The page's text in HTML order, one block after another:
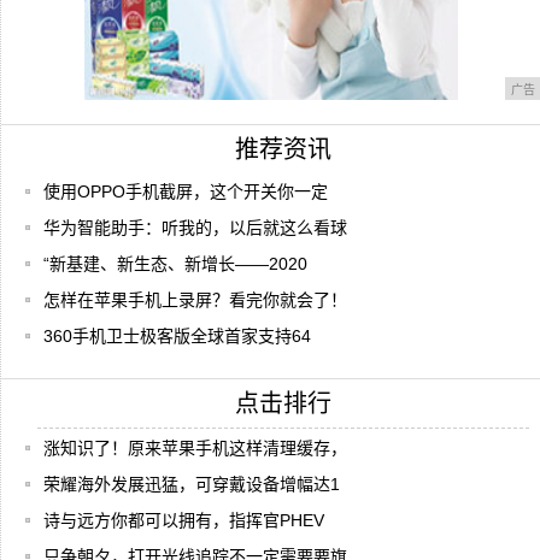
广告
推荐资讯
使用OPPO手机截屏，这个开关你一定
华为智能助手：听我的，以后就这么看球
“新基建、新生态、新增长——2020
怎样在苹果手机上录屏？看完你就会了！
360手机卫士极客版全球首家支持64
点击排行
涨知识了！原来苹果手机这样清理缓存，
荣耀海外发展迅猛，可穿戴设备增幅达1
诗与远方你都可以拥有，指挥官PHEV